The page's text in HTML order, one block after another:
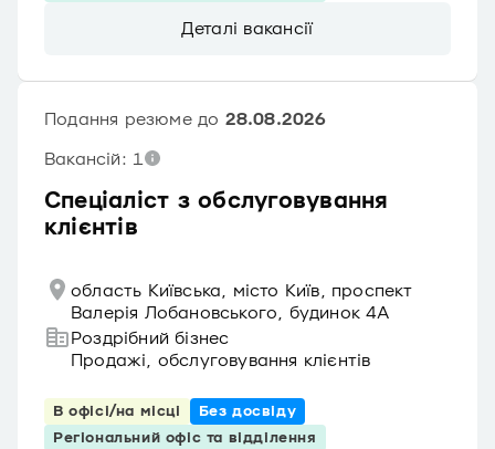
Деталі вакансії
Спеціаліст з обслуговування
клієнтів
Подання резюме до 28.08.2026
Вакансій: 1
область Київська, місто Київ, проспект
Валерія Лобановського, будинок 4А
Роздрібний бізнес
Продажі, обслуговування клієнтів
В офісі/на місці
Без досвіду
Регіональний офіс та відділення